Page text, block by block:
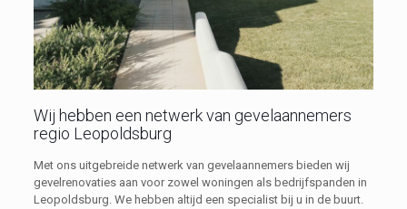
Wij hebben een netwerk van gevelaannemers
regio Leopoldsburg
Met ons uitgebreide netwerk van gevelaannemers bieden wij
gevelrenovaties aan voor zowel woningen als bedrijfspanden in
Leopoldsburg. We hebben altijd een specialist bij u in de buurt.